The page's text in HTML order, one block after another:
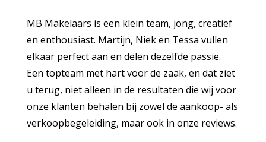
MB Makelaars is een klein team, jong, creatief
en enthousiast. Martijn, Niek en Tessa vullen
elkaar perfect aan en delen dezelfde passie.
Een topteam met hart voor de zaak, en dat ziet
u terug, niet alleen in de resultaten die wij voor
onze klanten behalen bij zowel de aankoop- als
verkoopbegeleiding, maar ook in onze reviews.